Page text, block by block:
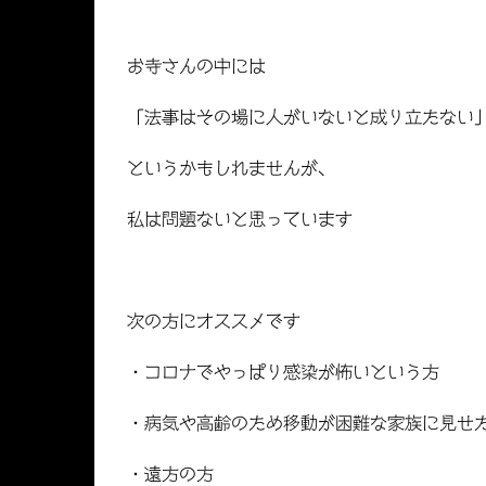
お寺さんの中には
「法事はその場に人がいないと成り立たない」
というかもしれませんが、
私は問題ないと思っています
次の方にオススメです
・コロナでやっぱり感染が怖いという方
・病気や高齢のため移動が困難な家族に見せ
・遠方の方